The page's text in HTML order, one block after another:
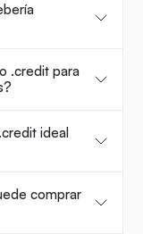
.credit para
ideal
comprar